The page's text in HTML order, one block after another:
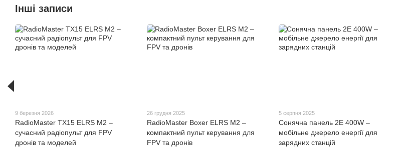
Інші записи
9 березня 2026
RadioMaster TX15 ELRS M2 –
сучасний радіопульт для FPV
дронів та моделей
26 грудня 2025
RadioMaster Boxer ELRS M2 –
компактний пульт керування для
FPV та дронів
5 серпня 2025
Сонячна панель 2E 400W –
мобільне джерело енергії для
зарядних станцій